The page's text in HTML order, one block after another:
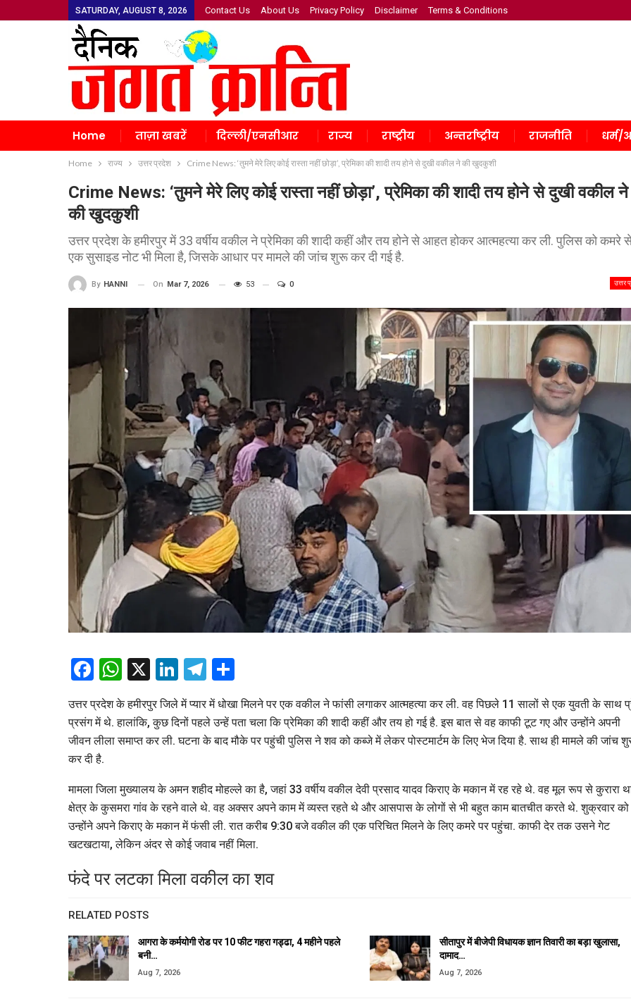
SATURDAY, AUGUST 8, 2026 Contact Us About Us Privacy Policy Disclaimer Terms & Conditions
Home ताज़ा खबरें दिल्ली/एनसीआर राज्य राष्ट्रीय अन्तर्राष्ट्रीय राजनीति धर्म/
Home राज्य उत्तर प्रदेश Crime News: ‘तुमने मेरे लिए कोई रास्ता नहीं छोड़ा’, प्रेमिका की शादी तय होने से दुखी वकील ने की खुदकुशी
Crime News: ‘तुमने मेरे लिए कोई रास्ता नहीं छोड़ा’, प्रेमिका की शादी तय होने से दुखी वकील ने
की खुदकुशी
उत्तर प्रदेश के हमीरपुर में 33 वर्षीय वकील ने प्रेमिका की शादी कहीं और तय होने से आहत होकर आत्महत्या कर ली. पुलिस को कमरे
एक सुसाइड नोट भी मिला है, जिसके आधार पर मामले की जांच शुरू कर दी गई है.
उत्तर
By HANNI On Mar 7, 2026 53 0
Facebook
WhatsApp
X LinkedIn
Telegram
उत्तर प्रदेश के हमीरपुर जिले में प्यार में धोखा मिलने पर एक वकील ने फांसी लगाकर आत्महत्या कर ली. वह पिछले 11 सालों से एक युवती के साथ
प्रसंग में थे. हालांकि, कुछ दिनों पहले उन्हें पता चला कि प्रेमिका की शादी कहीं और तय हो गई है. इस बात से वह काफी टूट गए और उन्होंने अपनी
जीवन लीला समाप्त कर ली. घटना के बाद मौके पर पहुंची पुलिस ने शव को कब्जे में लेकर पोस्टमार्टम के लिए भेज दिया है. साथ ही मामले की जांच
कर दी है.
मामला जिला मुख्यालय के अमन शहीद मोहल्ले का है, जहां 33 वर्षीय वकील देवी प्रसाद यादव किराए के मकान में रह रहे थे. वह मूल रूप से कुरारा
क्षेत्र के कुसमरा गांव के रहने वाले थे. वह अक्सर अपने काम में व्यस्त रहते थे और आसपास के लोगों से भी बहुत काम बातचीत करते थे. शुक्रवार को
उन्होंने अपने किराए के मकान में फंसी ली. रात करीब 9:30 बजे वकील की एक परिचित मिलने के लिए कमरे पर पहुंचा. काफी देर तक उसने गेट
खटखटाया, लेकिन अंदर से कोई जवाब नहीं मिला.
फंदे पर लटका मिला वकील का शव
RELATED POSTS
आगरा के कर्मयोगी रोड पर 10 फीट गहरा गड्ढा, 4 महीने पहले
बनी…
Aug 7, 2026
सीतापुर में बीजेपी विधायक ज्ञान तिवारी का बड़ा खुलासा,
दामाद…
Aug 7, 2026